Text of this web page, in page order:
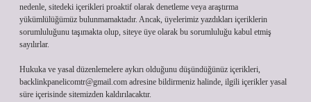
nedenle, sitedeki içerikleri proaktif olarak denetleme veya araştırma
yükümlülüğümüz bulunmamaktadır. Ancak, üyelerimiz yazdıkları içeriklerin
sorumluluğunu taşımakta olup, siteye üye olarak bu sorumluluğu kabul etmiş
sayılırlar.
Hukuka ve yasal düzenlemelere aykırı olduğunu düşündüğünüz içerikleri,
backlinkpanelicomtr@gmail.com adresine bildirmeniz halinde, ilgili içerikler yasal
süre içerisinde sitemizden kaldırılacaktır.